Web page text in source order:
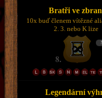
Bratři ve
10x buď členem vítězné
2. 3. nebo K lize
Legendární